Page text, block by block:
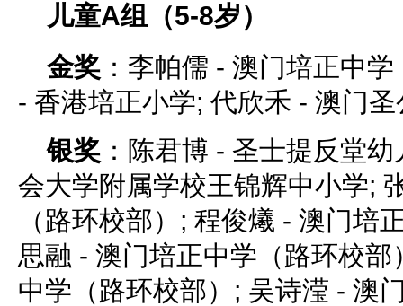
儿童A组（5-8岁）
金奖 ：李帕儒 - 澳门培正中
- 香港培正小学; 代欣禾 - 澳门
银奖 ：陈君博 - 圣士提反堂
会大学附属学校王锦辉中小学;
（路环校部）; 程俊爔 - 澳门培
思融 - 澳门培正中学（路环校
中学（路环校部）; 吴诗滢 - 澳